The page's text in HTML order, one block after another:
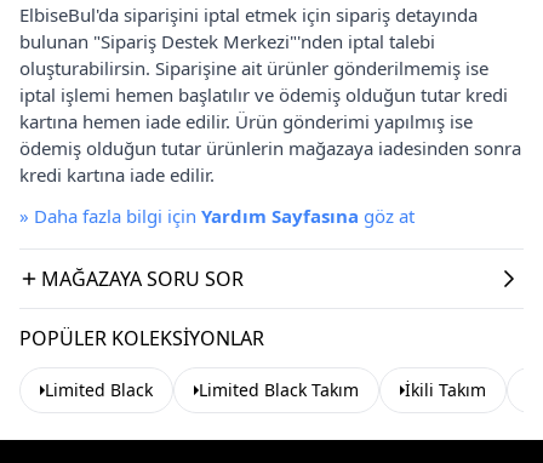
ElbiseBul'da siparişini iptal etmek için sipariş detayında
bulunan "Sipariş Destek Merkezi"'nden iptal talebi
oluşturabilirsin. Siparişine ait ürünler gönderilmemiş ise
iptal işlemi hemen başlatılır ve ödemiş olduğun tutar kredi
kartına hemen iade edilir. Ürün gönderimi yapılmış ise
ödemiş olduğun tutar ürünlerin mağazaya iadesinden sonra
kredi kartına iade edilir.
» Daha fazla bilgi için Yardım Sayfasına göz at
MAĞAZAYA SORU SOR
POPÜLER KOLEKSIYONLAR
Limited Black Limited Black Takım İkili Takım